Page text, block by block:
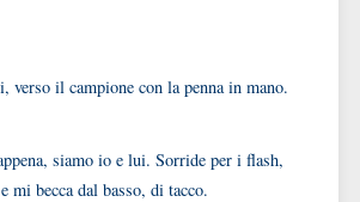
verso il campione con la penna in mano.
siamo io e lui. Sorride per i flash,
mi becca dal basso, di tacco.